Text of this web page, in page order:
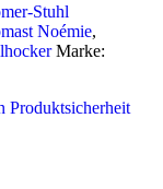
Stuhl
Noémie,
Marke:
Produktsicherheit